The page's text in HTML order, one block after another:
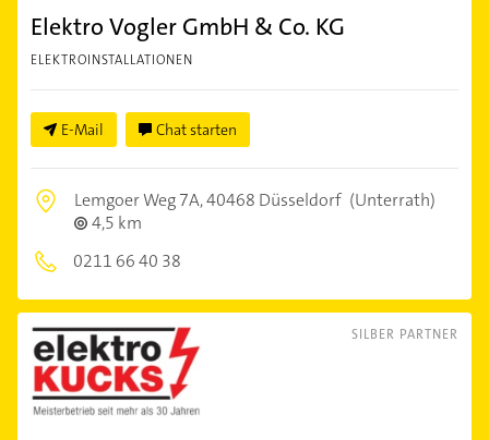
Elektro Vogler GmbH & Co. KG
ELEKTROINSTALLATIONEN
E-Mail Chat starten
Lemgoer Weg 7A,40468 Düsseldorf (Unterrath)
4,5 km
0211 66 40 38
SILBER PARTNER